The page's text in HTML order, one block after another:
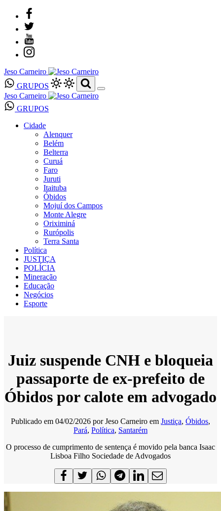
Jeso Carneiro
GRUPOS
Jeso Carneiro
GRUPOS
Cidade
Alenquer
Belém
Belterra
Curuá
Faro
Juruti
Itaituba
Óbidos
Mojuí dos Campos
Monte Alegre
Oriximiná
Rurópolis
Terra Santa
Política
JUSTIÇA
POLÍCIA
Mineração
Educação
Negócios
Esporte
Juiz suspende CNH e bloqueia
passaporte de ex-prefeito de
Óbidos por calote em advogado
Publicado em 04/02/2026 porJeso Carneiro em Justiça, Óbidos,
Pará, Política, Santarém
O processo de cumprimento de sentença é movido pela banca Isaac
Lisboa Filho Sociedade de Advogados